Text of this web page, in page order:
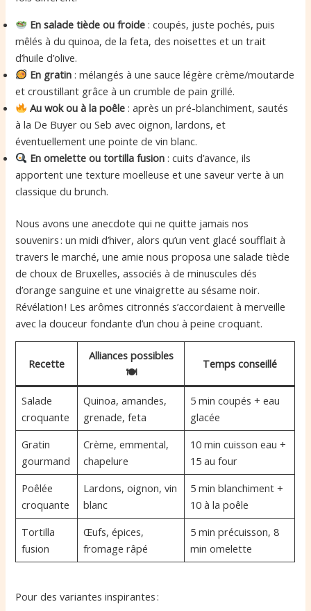
En salade tiède ou froide : coupés, juste pochés, puis
mêlés à du quinoa, de la feta, des noisettes et un trait
d’huile d’olive.
En gratin : mélangés à une sauce légère crème/moutarde
et croustillant grâce à un crumble de pain grillé.
Au wok ou à la poêle : après un pré-blanchiment, sautés
à la De Buyer ou Seb avec oignon, lardons, et
éventuellement une pointe de vin blanc.
En omelette ou tortilla fusion : cuits d’avance, ils
apportent une texture moelleuse et une saveur verte à un
classique du brunch.
Nous avons une anecdote qui ne quitte jamais nos
souvenirs : un midi d’hiver, alors qu’un vent glacé soufflait à
travers le marché, une amie nous proposa une salade tiède
de choux de Bruxelles, associés à de minuscules dés
d’orange sanguine et une vinaigrette au sésame noir.
Révélation ! Les arômes citronnés s’accordaient à merveille
avec la douceur fondante d’un chou à peine croquant.
Recette
Alliances possibles
🍽
Temps conseillé
Salade
croquante
Quinoa, amandes,
grenade, feta
5 min coupés + eau
glacée
Gratin
gourmand
Crème, emmental,
chapelure
10 min cuisson eau +
15 au four
Poêlée
croquante
Lardons, oignon, vin
blanc
5 min blanchiment +
10 à la poêle
Tortilla
fusion
Œufs, épices,
fromage râpé
5 min précuisson, 8
min omelette
Pour des variantes inspirantes :